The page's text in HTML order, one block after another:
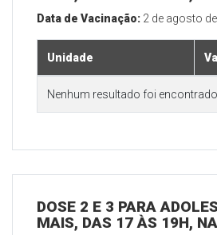
Data de Vacinação: 2 de agosto
Unidade
Nenhum resultado foi encontrado.
DOSE 2 E 3 PARA
MAIS, DAS 17 ÀS 19H,